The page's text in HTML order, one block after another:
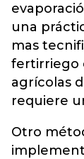
una
mas
fertirriego
agrícolas
requiere
Otro